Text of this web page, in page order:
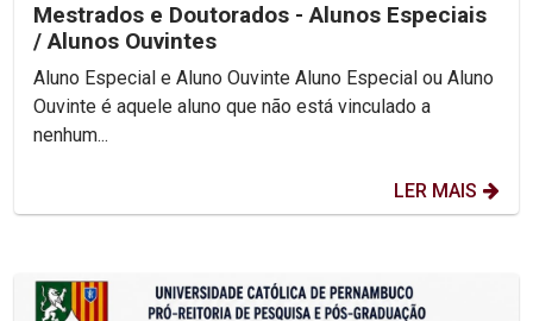
Mestrados e Doutorados - Alunos Especiais
/ Alunos Ouvintes
Aluno Especial e Aluno Ouvinte Aluno Especial ou Aluno
Ouvinte é aquele aluno que não está vinculado a
nenhum...
LER MAIS